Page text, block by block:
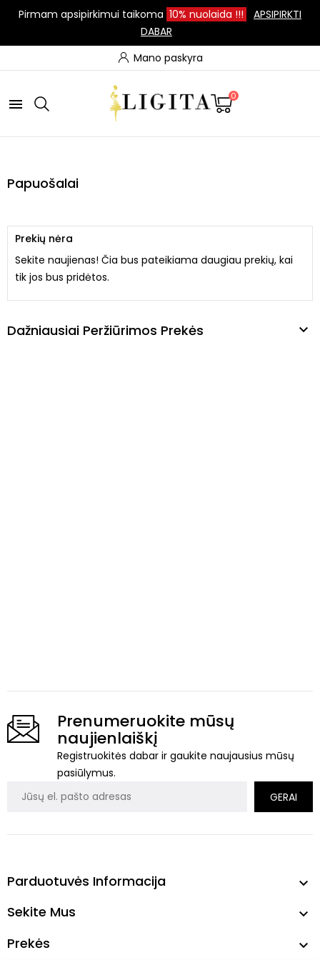
Pirmam apsipirkimui taikoma 10% nuolaida !!!
APSIPIRKTI
DABAR
Mano paskyra
 0
Papuošalai
Prekių nėra
Sekite naujienas! Čia bus pateikiama daugiau prekių, kai
tik jos bus pridėtos.
Dažniausiai Peržiūrimos Prekės 
Prenumeruokite mūsų
naujienlaiškį
Registruokitės dabar ir gaukite naujausius mūsų
pasiūlymus.
Parduotuvės Informacija 
Sekite Mus 
Prekės 